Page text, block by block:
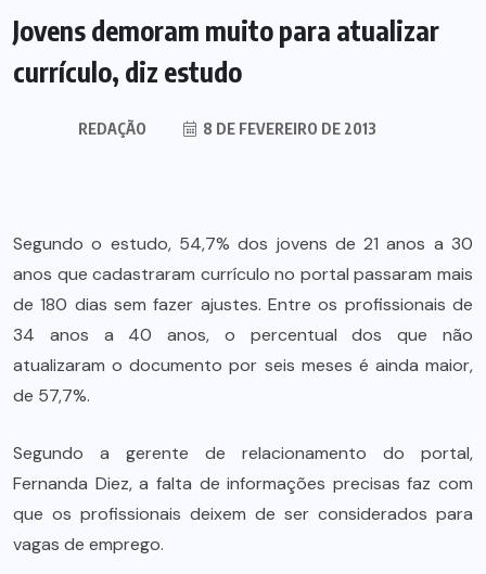
Jovens demoram muito para atualizar
currículo, diz estudo
REDAÇÃO 8 DE FEVEREIRO DE 2013
Segundo o estudo, 54,7% dos jovens de 21 anos a 30
anos que cadastraram currículo no portal passaram mais
de 180 dias sem fazer ajustes. Entre os profissionais de
34 anos a 40 anos, o percentual dos que não
atualizaram o documento por seis meses é ainda maior,
de 57,7%.
Segundo a gerente de relacionamento do portal,
Fernanda Diez, a falta de informações precisas faz com
que os profissionais deixem de ser considerados para
vagas de emprego.